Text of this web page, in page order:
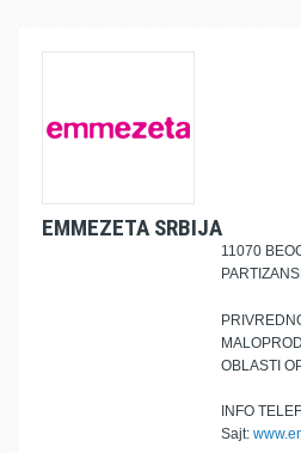
EMMEZETA SRBIJA
11070
OBLASTI
INFO
Sajt: